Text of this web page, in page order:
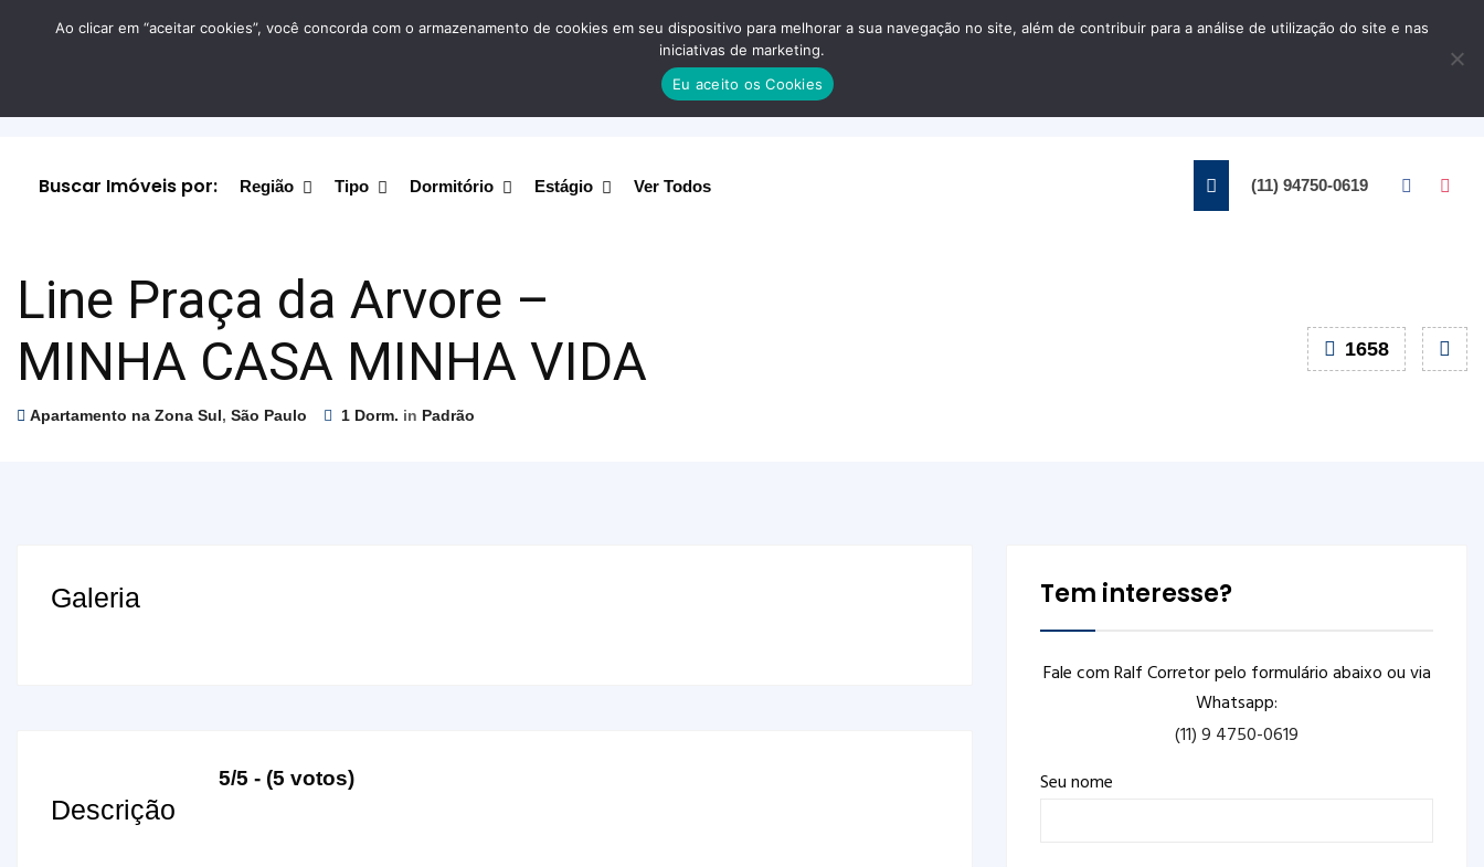
Contato
Buscar Imóveis por: Região Tipo Dormitório Estágio Ver Todos (11) 94750-0619
Line Praça da Arvore –
MINHA CASA MINHA VIDA
Apartamento na Zona Sul, São Paulo 1 Dorm. in Padrão
1658
Galeria
5/5 - (5 votos)
Descrição
Tem interesse?
Fale com Ralf Corretor pelo formulário abaixo ou via
Whatsapp:
(11) 9 4750-0619
Seu nome
Ao clicar em “aceitar cookies”, você concorda com o armazenamento de cookies em seu dispositivo para melhorar a sua navegação no site, além de contribuir para a análise de utilização do site e nas
iniciativas de marketing.
Eu aceito os Cookies